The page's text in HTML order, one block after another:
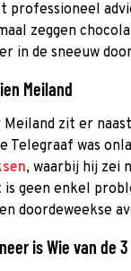
professioneel
zeggen
in de sneeuw
Meiland
Meiland zit er
Telegraaf was
, waarbij hij zei
is geen enkel
doordeweekse
is Wie van de